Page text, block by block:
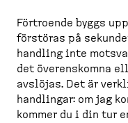
Förtroende byggs
förstöras på
handling inte
det överenskomna
avslöjas. Det är
handlingar: om jag
kommer du i din tur